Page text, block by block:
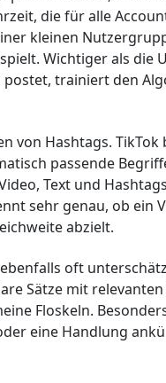
die für alle
kleinen
Wichtiger als die
postet, trainiert den
von Hashtags.
passende
Text und
sehr genau, ob ein
abzielt.
oft
Sätze mit
Floskeln.
eine Handlung